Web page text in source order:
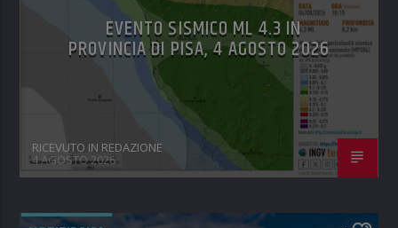
EVENTO SISMICO ML 4.3 IN
PROVINCIA DI PISA, 4 AGOSTO 2026
RICEVUTO IN REDAZIONE
4 AGOSTO 2026